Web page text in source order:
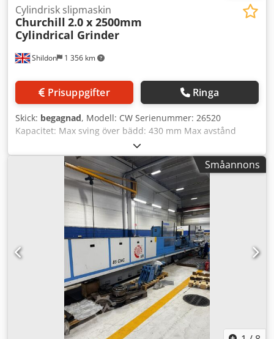
Shildon 1 356 km
Cylindrisk slipmaskin
Churchill 2.0 x 2500mm
Cylindrical Grinder
Prisuppgifter Ringa
Skick: begagnad, Modell: CW Serienummer: 26520
Kapacitet: Max sving över bädd: 430 mm Max avstånd
mellan spetsar: 2500 mm Hjulmått: 660 x 75 mm
Arbetshastigheter huvud: (3) 20 – 160 varv/min
Hjulhuvudets varvtal: 735 varv/min Bordssvängningar: El:
415V, 3-fas, 50 Hz Motorer Hjulhuvud: 20 hk, 975 varv/min
Arbetshuvud: 3 hk, 1120 varv/min Komplett med: 2 st 2-
punkts öppna stöd medföljer Hjulavdragare monterad på
dubbdocka Kylvätska Codjyx Hx Depfx Aqqoha Ungefärliga
mått: 6 750 x 2 000 x 1 800 mm Ungefärlig vikt: 9 000 kg
Småannons